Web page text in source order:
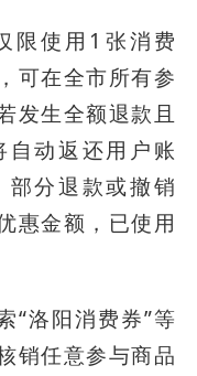
限使用1张消费
可在全市所有参
发生全额退款且
动返还用户账
部分退款或撤销
惠金额，已使用
“洛阳消费券”等
销任意参与商品